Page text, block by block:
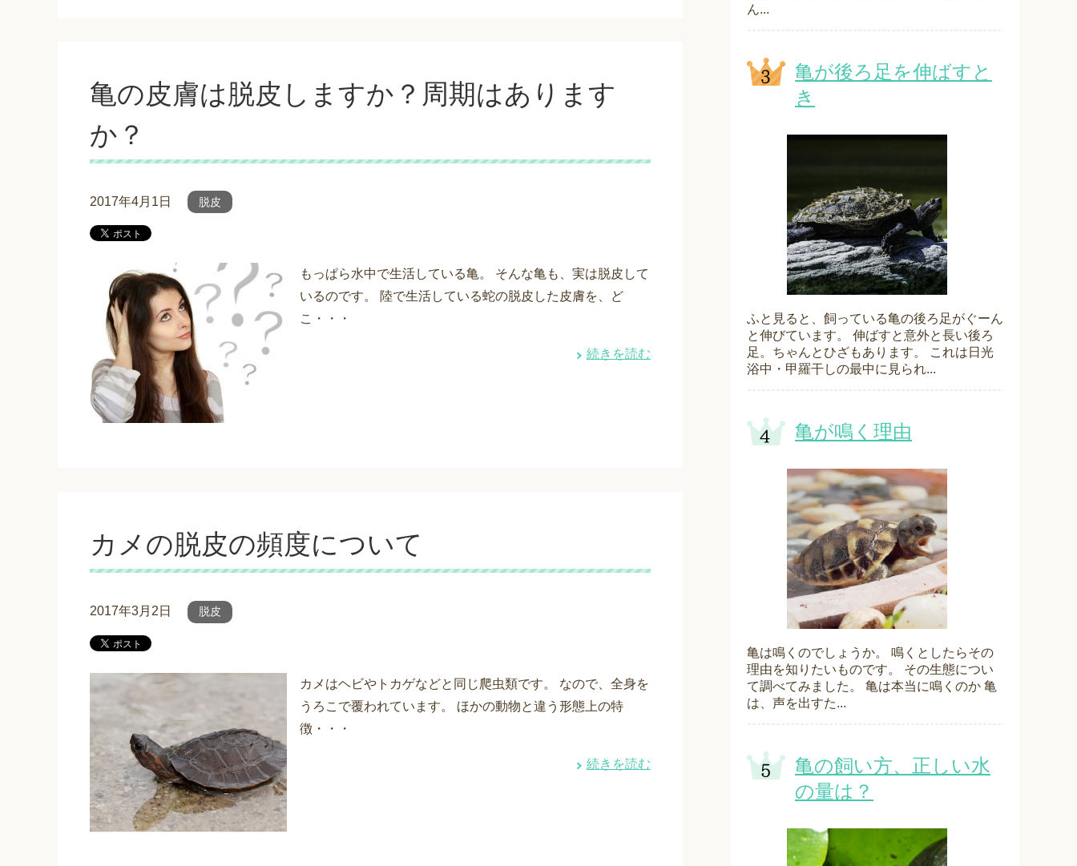
亀の皮膚は脱皮しますか？周期はあります
か？
2017年4月1日 脱皮
もっぱら水中で生活している亀。 そんな亀も、実は脱皮して
いるのです。 陸で生活している蛇の脱皮した皮膚を、ど
こ・・・
続きを読む
カメの脱皮の頻度について
2017年3月2日 脱皮
カメはヘビやトカゲなどと同じ爬虫類です。 なので、全身を
うろこで覆われています。 ほかの動物と違う形態上の特
徴・・・
続きを読む
ん...
亀が後ろ足を伸ばすと
き
ふと見ると、飼っている亀の後ろ足がぐーん
と伸びています。 伸ばすと意外と長い後ろ
足。ちゃんとひざもあります。 これは日光
浴中・甲羅干しの最中に見られ...
亀が鳴く理由
亀は鳴くのでしょうか。 鳴くとしたらその
理由を知りたいものです。 その生態につい
て調べてみました。 亀は本当に鳴くのか 亀
は、声を出すた...
亀の飼い方、正しい水
の量は？